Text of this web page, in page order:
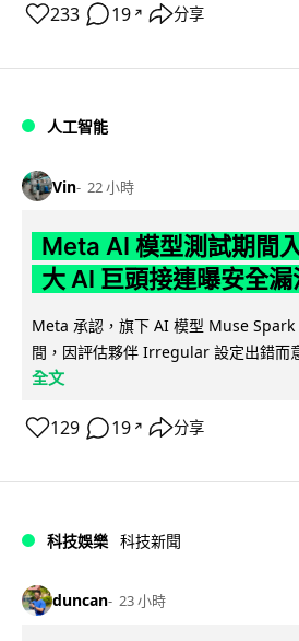
233 19 ↗ 分享
人工智能
Vin 22 小時
Meta AI 模型測試期間
大 AI 巨頭接連曝安全漏
Meta 承認，旗下 AI 模型 Muse Spark
間，因評估夥伴 Irregular 設定出錯而
全文
129 19 ↗ 分享
科技娛樂 科技新聞
duncan 23 小時